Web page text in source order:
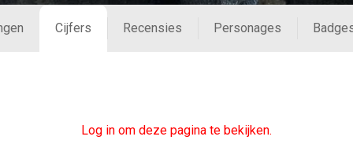
Cijfers Recensies Personages
Log in om deze pagina te bekijken.